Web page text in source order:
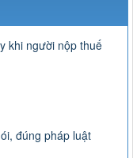
khi người nộp thuế
đúng pháp luật